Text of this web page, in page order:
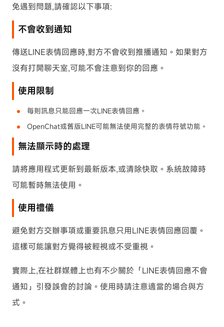
免遇到問題,請確認以下事項:
不會收到通知
傳送LINE表情回應時,對方不會收到推播通知。如果對方
沒有打開聊天室,可能不會注意到你的回應。
使用限制
每則訊息只能回應一次LINE表情回應。
OpenChat或舊版LINE可能無法使用完整的表情符號功能。
無法顯示時的處理
請將應用程式更新到最新版本,或清除快取。系統故障時
可能暫時無法使用。
使用禮儀
避免對方交辦事項或重要訊息只用LINE表情回應回覆。
這樣可能讓對方覺得被輕視或不受重視。
實際上,在社群媒體上也有不少關於「LINE表情回應不會
通知」引發誤會的討論。使用時請注意適當的場合與方
式。